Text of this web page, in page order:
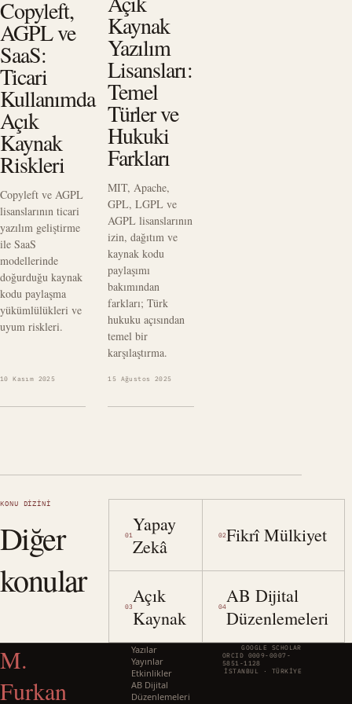
Copyleft,
AGPL ve
SaaS:
Ticari
Kullanımda
Açık
Kaynak
Riskleri
Copyleft ve AGPL
lisanslarının ticari
yazılım geliştirme
ile SaaS
modellerinde
doğurduğu kaynak
kodu paylaşma
yükümlülükleri ve
uyum riskleri.
10 Kasım 2025
Kaynak
Yazılım
Lisansları:
Temel
Türler ve
Hukuki
Farkları
MIT, Apache,
GPL, LGPL ve
AGPL lisanslarının
izin, dağıtım ve
kaynak kodu
paylaşımı
bakımından
farkları; Türk
hukuku açısından
temel bir
karşılaştırma.
15 Ağustos 2025
KONU DIZINI
Diğer
konular
01 Yapay
Zekâ
02Fikrî Mülkiyet
03Açık
Kaynak
04AB Dijital
Düzenlemeleri
M.
Furkan
Yazılar
Yayınlar
Etkinlikler
AB Dijital
Düzenlemeleri
GOOGLE SCHOLAR
ORCID 0009-0007-
5851-1128
İSTANBUL · TÜRKIYE